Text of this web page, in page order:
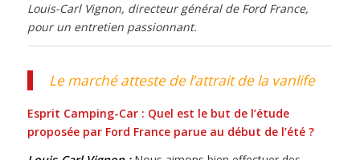
Louis-Carl Vignon, directeur général de Ford France,
pour un entretien passionnant.
Le marché atteste de l’attrait de la vanlife
Esprit Camping-Car : Quel est le but de l’étude
proposée par Ford Franceparue au début de l’été?